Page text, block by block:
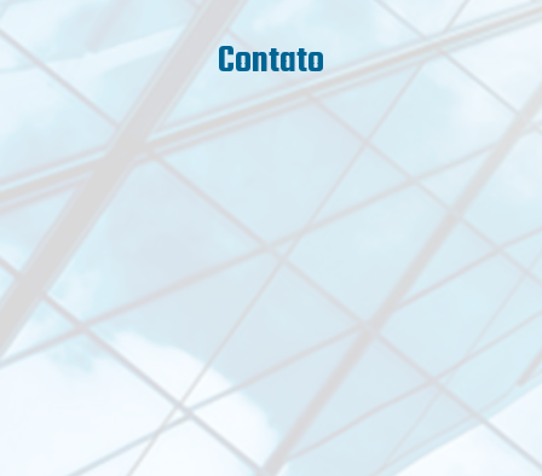
Contato